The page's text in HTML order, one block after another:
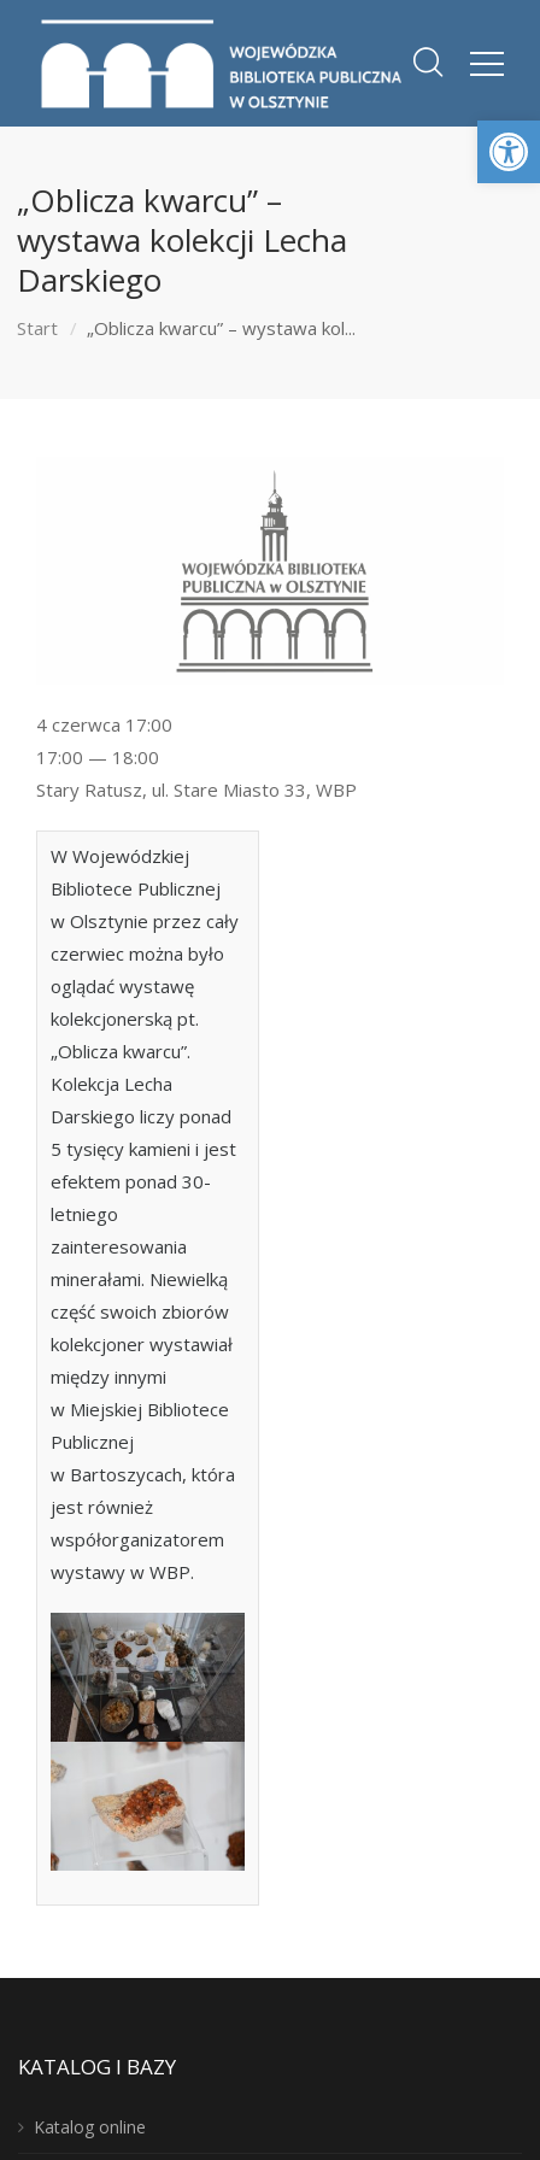
„Oblicza kwarcu” –
wystawa kolekcji Lecha
Darskiego
Start „Oblicza kwarcu” – wystawa kol...
W Wojewódzkiej
Bibliotece Publicznej
w Olsztynie przez cały
czerwiec można było
oglądać wystawę
kolekcjonerską pt.
„Oblicza kwarcu”.
Kolekcja Lecha
Darskiego liczy ponad
5 tysięcy kamieni i jest
efektem ponad 30-
letniego
zainteresowania
minerałami. Niewielką
część swoich zbiorów
kolekcjoner wystawiał
między innymi
w Miejskiej Bibliotece
Publicznej
w Bartoszycach, która
jest również
współorganizatorem
wystawy w WBP.
4 czerwca 17:00
17:00 — 18:00
Stary Ratusz, ul. Stare Miasto 33, WBP
KATALOG I BAZY
Katalog online